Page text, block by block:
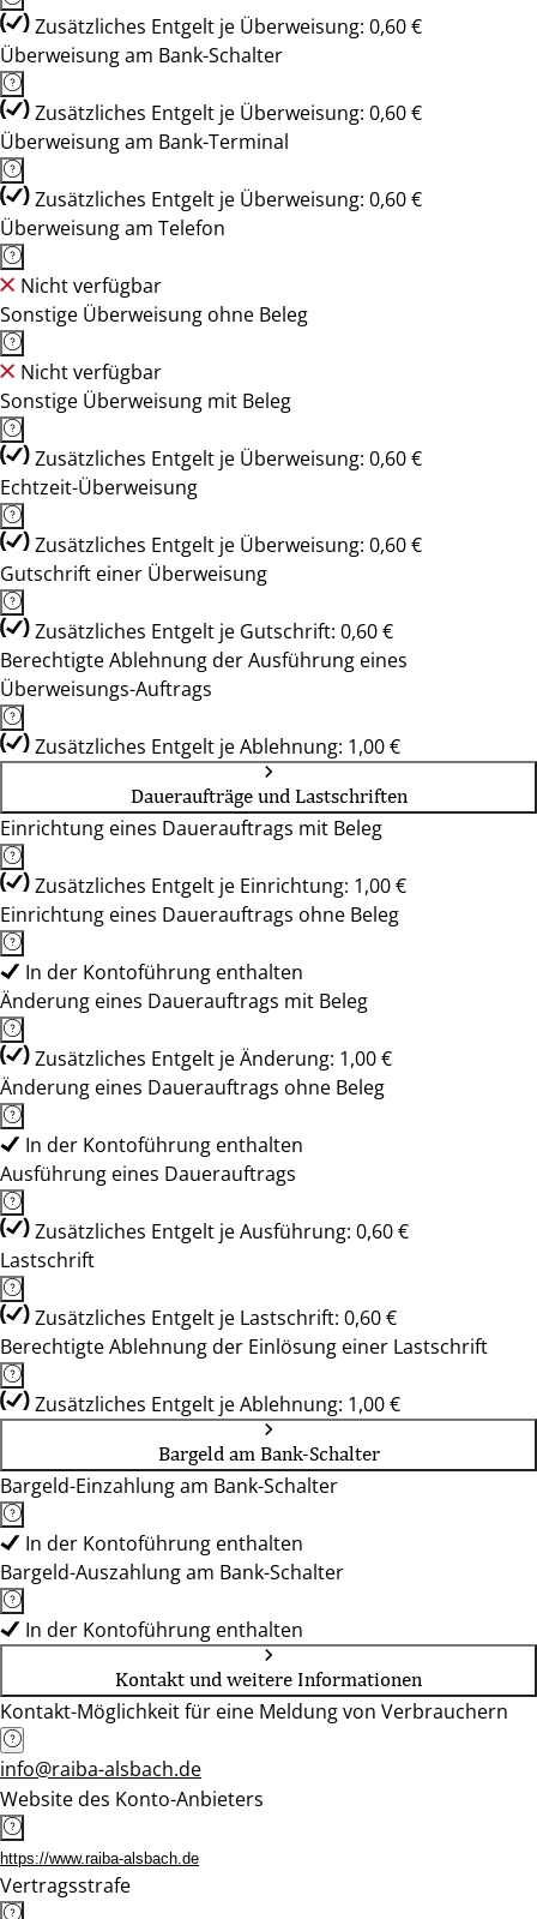
Zusätzliches Entgelt je Überweisung: 0,60 €
Überweisung am Bank-Schalter
Zusätzliches Entgelt je Überweisung: 0,60 €
Überweisung am Bank-Terminal
Zusätzliches Entgelt je Überweisung: 0,60 €
Überweisung am Telefon
Nicht verfügbar
Sonstige Überweisung ohne Beleg
Nicht verfügbar
Sonstige Überweisung mit Beleg
Zusätzliches Entgelt je Überweisung: 0,60 €
Echtzeit-Überweisung
Zusätzliches Entgelt je Überweisung: 0,60 €
Gutschrift einer Überweisung
Zusätzliches Entgelt je Gutschrift: 0,60 €
Berechtigte Ablehnung der Ausführung eines
Überweisungs-Auftrags
Zusätzliches Entgelt je Ablehnung: 1,00 €
Daueraufträge und Lastschriften
Einrichtung eines Dauerauftrags mit Beleg
Zusätzliches Entgelt je Einrichtung: 1,00 €
Einrichtung eines Dauerauftrags ohne Beleg
In der Kontoführung enthalten
Änderung eines Dauerauftrags mit Beleg
Zusätzliches Entgelt je Änderung: 1,00 €
Änderung eines Dauerauftrags ohne Beleg
In der Kontoführung enthalten
Ausführung eines Dauerauftrags
Zusätzliches Entgelt je Ausführung: 0,60 €
Lastschrift
Zusätzliches Entgelt je Lastschrift: 0,60 €
Berechtigte Ablehnung der Einlösung einer Lastschrift
Zusätzliches Entgelt je Ablehnung: 1,00 €
Bargeld am Bank-Schalter
Bargeld-Einzahlung am Bank-Schalter
In der Kontoführung enthalten
Bargeld-Auszahlung am Bank-Schalter
In der Kontoführung enthalten
Kontakt und weitere Informationen
Kontakt-Möglichkeit für eine Meldung von Verbrauchern
info@raiba-alsbach.de
Website des Konto-Anbieters
https://www.raiba-alsbach.de
Vertragsstrafe